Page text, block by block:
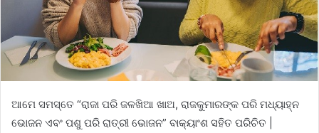
ଆମେ ସମସ୍ତେ “ରାଜା ପରି ଜଳଖିଆ ଖାଅ, ରାଜକୁମାରଙ୍କ ପରି ମଧ୍ୟାହ୍ନ
ଭୋଜନ ଏବଂ ପଶୁ ପରି ରାତ୍ରୀ ଭୋଜନ” ବାକ୍ୟାଂଶ ସହିତ ପରିଚିତ |